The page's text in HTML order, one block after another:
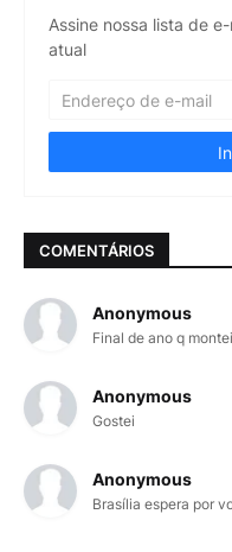
Assine nossa lista de
atual
COMENTÁRIOS
Anonymous
Final de ano q
Anonymous
Gostei
Anonymous
Brasília espera por